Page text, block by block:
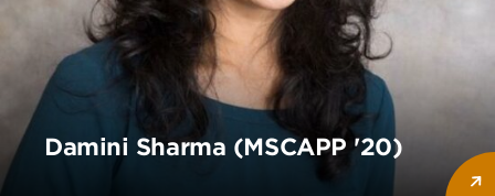
Damini Sharma (MSCAPP '20)